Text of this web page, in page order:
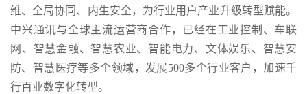
维、全局协同、内生安全，为行业用户产业升级转型赋能。
中兴通讯与全球主流运营商合作，已经在工业控制、车联
网、智慧金融、智慧农业、智能电力、文体娱乐、智慧安
防、智慧医疗等多个领域，发展500多个行业客户，加速千
行百业数字化转型。